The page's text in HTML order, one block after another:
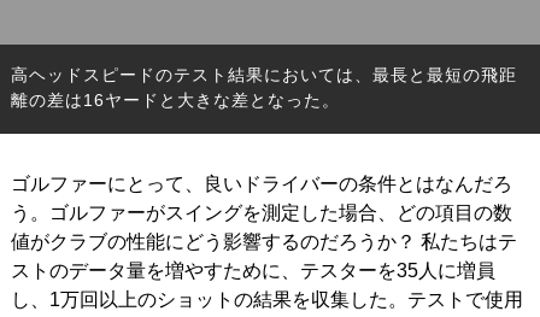
高ヘッドスピードのテスト結果においては、最長と最短の飛距
離の差は16ヤードと大きな差となった。
ゴルファーにとって、良いドライバーの条件とはなんだろ
う。ゴルファーがスイングを測定した場合、どの項目の数
値がクラブの性能にどう影響するのだろうか？ 私たちはテ
ストのデータ量を増やすために、テスターを35人に増員
し、1万回以上のショットの結果を収集した。テストで使用
FAIRWAY WOODS フェアウェイウッド
HYBRIDS ハイブリッド
IRONS アイアン
WEDGES ウェッジ
PUTTERS パター